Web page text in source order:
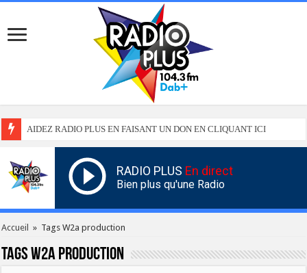
AIDEZ RADIO PLUS EN FAISANT UN DON EN CLIQUANT ICI
RADIO PLUS En direct
Bien plus qu'une Radio
Accueil » Tags W2a production
TagsW2a production